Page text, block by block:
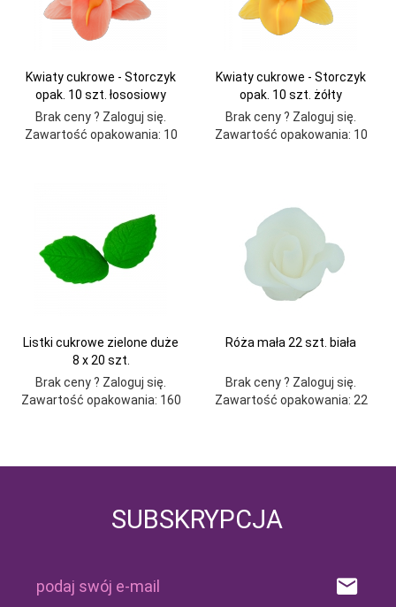
Kwiaty cukrowe - Storczyk
opak. 10 szt. łososiowy
Brak ceny ? Zaloguj się.
Zawartość opakowania: 10
Kwiaty cukrowe - Storczyk
opak. 10 szt. żółty
Brak ceny ? Zaloguj się.
Zawartość opakowania: 10
Listki cukrowe zielone duże
8 x 20 szt.
Brak ceny ? Zaloguj się.
Zawartość opakowania: 160
Róża mała 22 szt. biała
Brak ceny ? Zaloguj się.
Zawartość opakowania: 22
SUBSKRYPCJA
podaj swój e-mail